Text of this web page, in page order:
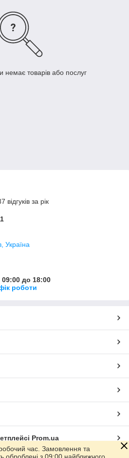
немає товарів або послуг
за рік
Україна
до 18:00
роботи
Prom.ua
час. Замовлення та